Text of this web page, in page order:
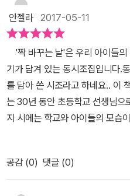
라 들어가요 떨리는 마음으로 처음으로 학교 가는 날. 아빠는 걱정스
런 맘에 교실에 들어 갈 때까지 아
아들처럼 씩씩하게 학교생활에
갑니다. 자신을 사랑하고 신나는
수 있는 동시조입니다. [닮았어요] 얼굴 예쁜 수민이는 / 엄마도 예쁘
고요 키가 큰 현우는 / 아빠도 크시지요 저는요 엄마 아빠 닮아 / 작은
눈이 매력이래요 누구는 얼굴이 예쁘고, 누구는 키가 크죠. 그런데 나
는 수민이 만큼, 현우만큼 예쁘
나는 엄마 아빠를 닮은 아주 매력
안젤라 2017-05-11
'짝 바꾸는 날'은 우리 아이들의
기가 담겨 있는 동시조집입니다.
를 담아 쓴 시조라고 하네요.. 이
는 30년 동안 초등학교 선생님으
지 시에는 학교와 아이들의 모습
는 것 같아요.책의 뒷부분에는 몇
이해하는데 더 많은 도움이 되었
마음과 생각이 재미있고 유쾌하
공감 (0) 댓글 (0)